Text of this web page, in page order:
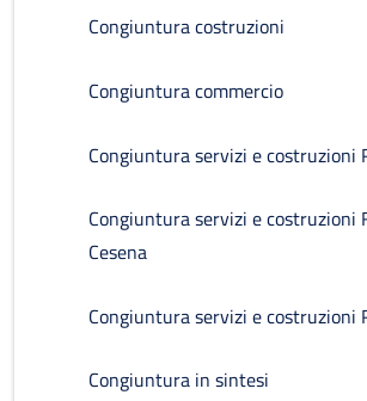
Congiuntura costruzioni
Congiuntura commercio
Congiuntura servizi e costruzioni
Congiuntura servizi e costruzioni
Cesena
Congiuntura servizi e costruzioni
Congiuntura in sintesi